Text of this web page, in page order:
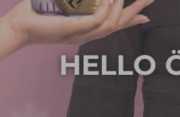
HELLO